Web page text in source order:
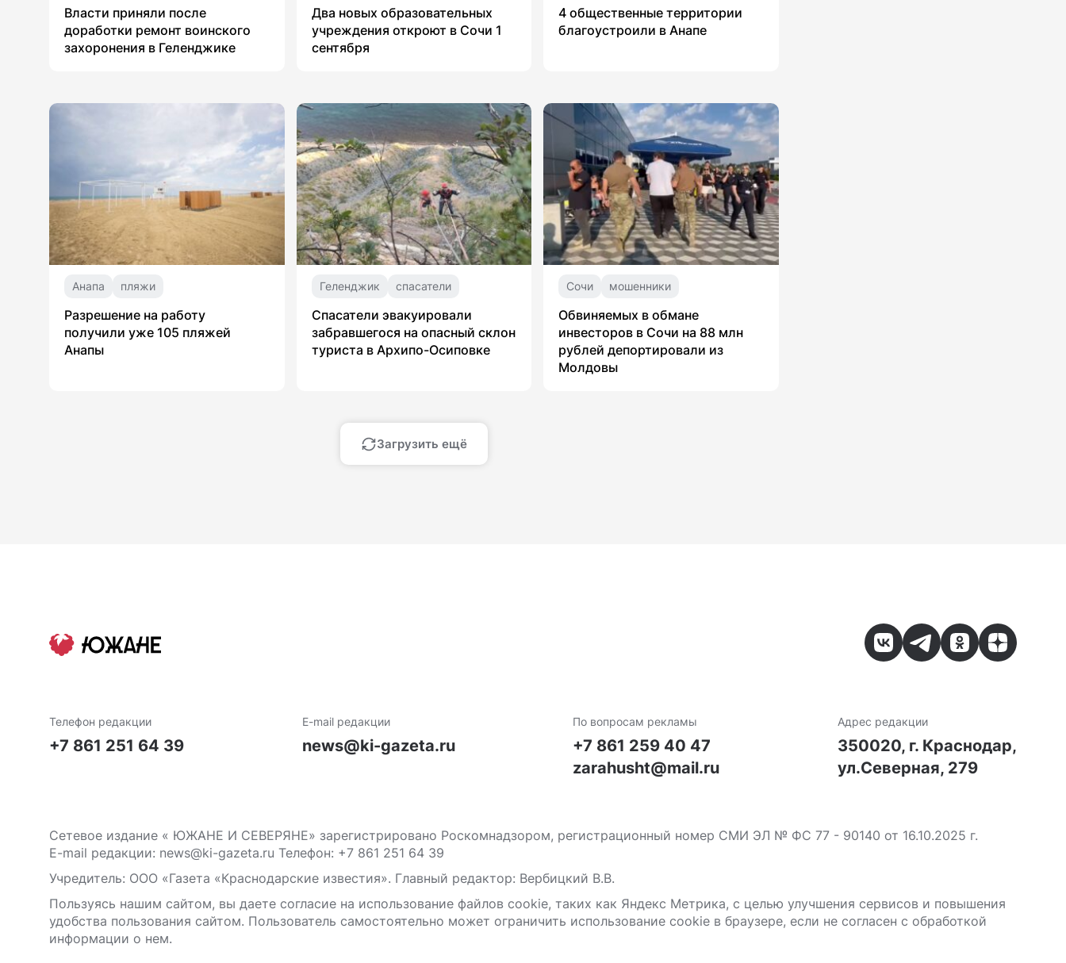
Власти приняли после
доработки ремонт воинского
захоронения в Геленджике
Два новых образовательных
учреждения откроют в Сочи 1
сентября
4 общественные территории
благоустроили в Анапе
Анапа пляжи
Разрешение на работу
получили уже 105 пляжей
Анапы
Геленджик спасатели
Спасатели эвакуировали
забравшегося на опасный склон
туриста в Архипо-Осиповке
Сочи мошенники
Обвиняемых в обмане
инвесторов в Сочи на 88 млн
рублей депортировали из
Молдовы
Загрузить ещё
Телефон редакции
+7 861 251 64 39
E-mail редакции
news@ki-gazeta.ru
По вопросам рекламы
+7 861 259 40 47
zarahusht@mail.ru
Адрес редакции
350020, г. Краснодар,
ул.Северная, 279
Сетевое издание « ЮЖАНЕ И СЕВЕРЯНЕ» зарегистрировано Роскомнадзором, регистрационный номер СМИ ЭЛ № ФС 77 - 90140 от 16.10.2025 г.
E-mail редакции: news@ki-gazeta.ru Телефон: +7 861 251 64 39
Учредитель: ООО «Газета «Краснодарские известия». Главный редактор: Вербицкий В.В.
Пользуясь нашим сайтом, вы даете согласие на использование файлов сооkіе, таких как Яндекс Метрика, с целью улучшения сервисов и повышения
удобства пользования сайтом. Пользователь самостоятельно может ограничить использование сооkіе в браузере, если не согласен с обработкой
информации о нем.